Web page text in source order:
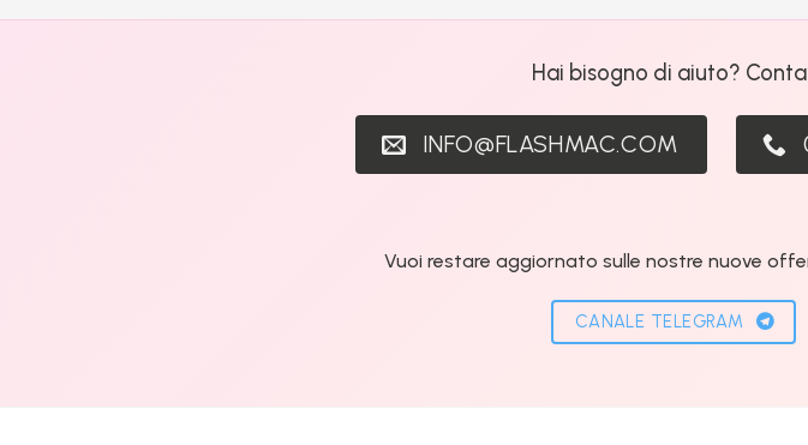
Hai bisogno di aiuto?
INFO@FLASHMAC.COM
Vuoi restare aggiornato sulle nostre nuove
CANALE TELEGRAM